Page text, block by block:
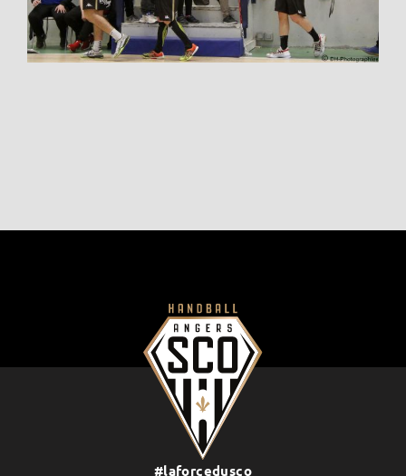
#laforcedusco